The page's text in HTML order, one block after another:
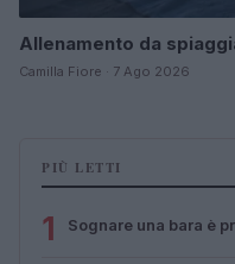
Allenamento da
Camilla Fiore · 7 Ago 2026
PIÙ LETTI
1 Sognare una bara è